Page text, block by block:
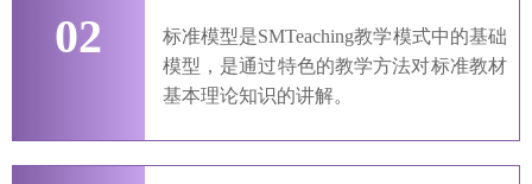
02
标准模型是SMTeaching教学模式中的基础
模型，是通过特色的教学方法对标准教材
基本理论知识的讲解。